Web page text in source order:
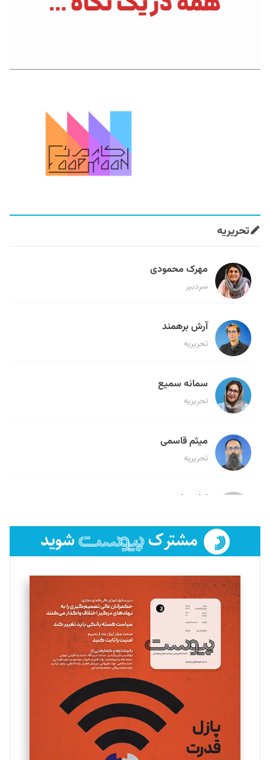
تحریریه
مهرک محمودی
سردبیر
آرش برهمند
تحریریه
سمانه سمیع
تحریریه
میثم قاسمی
تحریریه
لیلا حنارود
فائزه فتحی رستمی
تحریریه
سروش کرمیان
تحریریه
مینا پاکدل
یسنا امان‌پور
تحریریه